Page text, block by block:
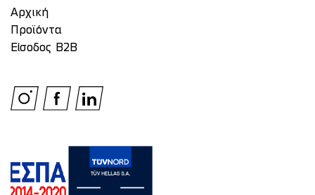
Αρχική
Προϊόντα
Είσοδος Β2Β